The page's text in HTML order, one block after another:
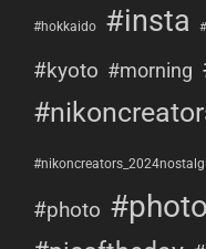
#hokkaido #insta
#kyoto #morning
#photo